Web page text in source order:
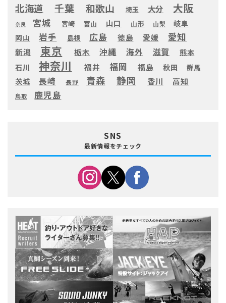
北海道 千葉 和歌山 埼玉 大分 大阪
奈良 宮城 宮崎 富山 山口 山形 山梨
岐阜
岡山
岩手 島根 広島 徳島 愛媛 愛知
新潟 東京 栃木 沖縄 海外 滋賀
熊本
石川
神奈川 福井 福岡 福島 秋田 群馬
茨城 長崎 長野 青森 静岡 香川 高知
鳥取 鹿児島
SNS
最新情報をチェック